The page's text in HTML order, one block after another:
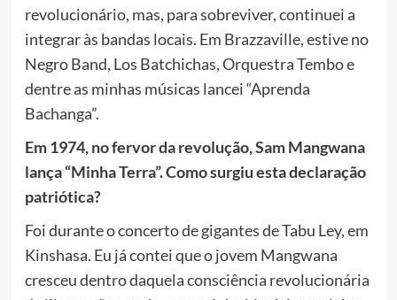
revolucionário, mas, para sobreviver, continuei a
integrar às bandas locais. Em Brazzaville, estive no
Negro Band, Los Batchichas, Orquestra Tembo e
dentre as minhas músicas lancei “Aprenda
Bachanga”.
Em 1974, no fervor da revolução, Sam Mangwana
lança “Minha Terra”. Como surgiu esta declaração
patriótica?
Foi durante o concerto de gigantes de Tabu Ley, em
Kinshasa. Eu já contei que o jovem Mangwana
cresceu dentro daquela consciência revolucionária